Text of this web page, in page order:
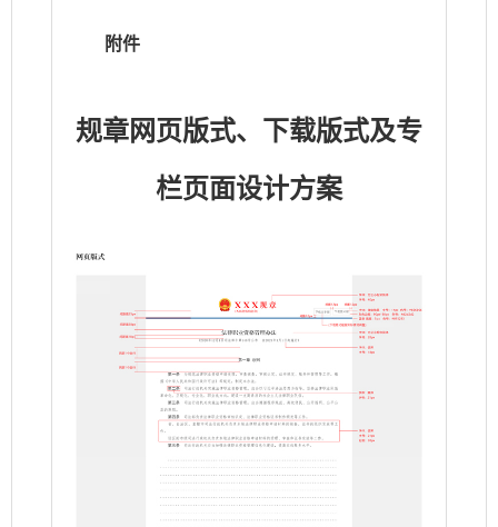
附件
规章网页版式、下载版式及专
栏页面设计方案